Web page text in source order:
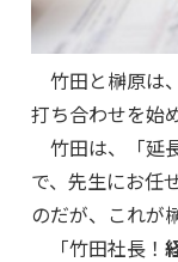
竹田と榊原は
打ち合わせを始
竹田は、「延
で、先生にお任
のだが、これが
「竹田社長！